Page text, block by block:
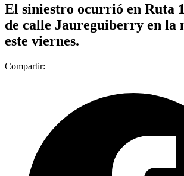
El siniestro ocurrió en Ruta
de calle Jaureguiberry en la
este viernes.
Compartir: